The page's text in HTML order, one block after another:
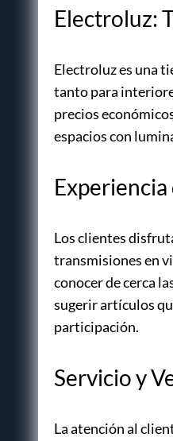
Electroluz:
Electroluz es una
tanto para
precios
espacios con
Los clientes
transmisiones en
conocer de cerca
sugerir artículos
participación.
Servicio y
La atención al